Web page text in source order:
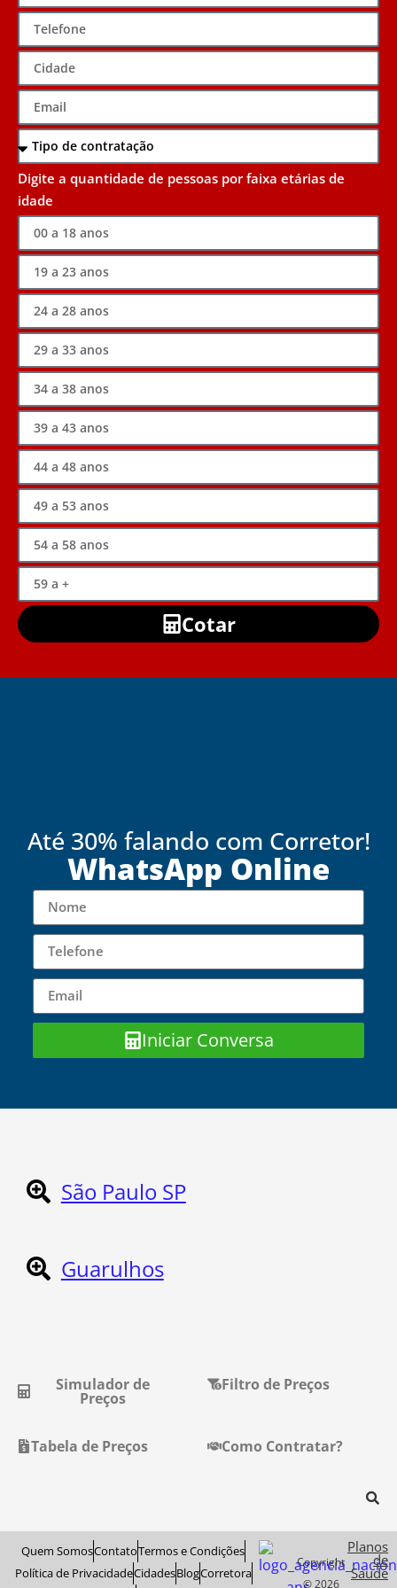
Digite a quantidade de pessoas por faixa etárias de
idade
Cotar
Até 30% falando com Corretor!
WhatsApp Online
Iniciar Conversa
São Paulo SP
Guarulhos
Simulador de
Preços
Filtro de Preços
Tabela de Preços Como Contratar?
Quem SomosContatoTermos e Condições
Política de PrivacidadeCidadesBlogCorretora
Copyright
© 2026
Planos
de
Saude